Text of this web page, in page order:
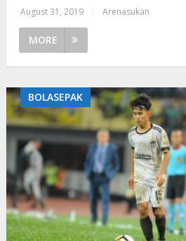
August 31, 2019 Arenasukan
MORE
BOLASEPAK